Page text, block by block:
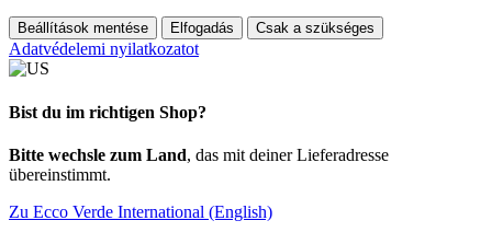
Beállítások mentése Elfogadás Csak a szükséges
Adatvédelemi nyilatkozatot
Bist du im richtigen Shop?
Bitte wechsle zum Land, das mit deiner Lieferadresse
übereinstimmt.
Zu Ecco Verde International (English)